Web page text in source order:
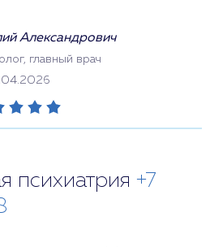
Александрович
главный врач
психиатрия +7